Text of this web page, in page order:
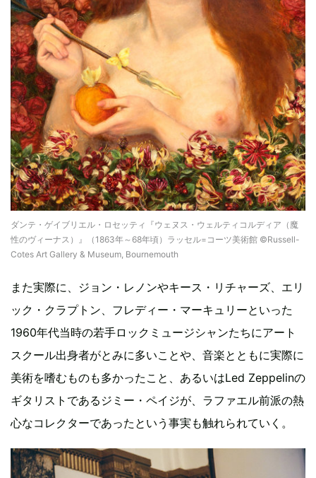
ダンテ・ゲイブリエル・ロセッティ『ウェヌス・ウェルティコルディア（魔
性のヴィーナス）』（1863年～68年頃）ラッセル=コーツ美術館 ©Russell-
Cotes Art Gallery & Museum, Bournemouth
また実際に、ジョン・レノンやキース・リチャーズ、エリ
ック・クラプトン、フレディー・マーキュリーといった
1960年代当時の若手ロックミュージシャンたちにアート
スクール出身者がとみに多いことや、音楽とともに実際に
美術を嗜むものも多かったこと、あるいはLed Zeppelinの
ギタリストであるジミー・ペイジが、ラファエル前派の熱
心なコレクターであったという事実も触れられていく。